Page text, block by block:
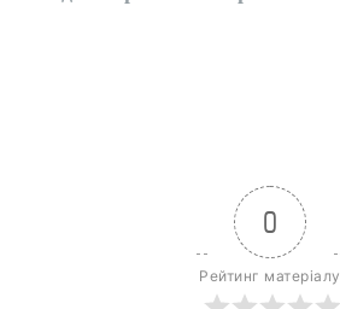
0
Рейтинг матеріалу